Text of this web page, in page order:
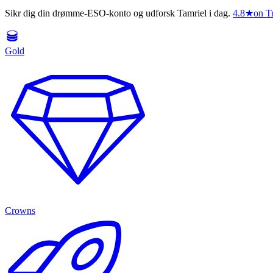
Sikr dig din drømme-ESO-konto og udforsk Tamriel i dag. 4.8★on
Gold
Crowns